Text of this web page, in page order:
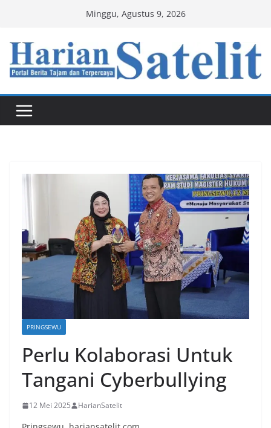
content
Minggu, Agustus 9, 2026
PRINGSEWU
Perlu Kolaborasi Untuk
Tangani Cyberbullying
12 Mei 2025 HarianSatelit